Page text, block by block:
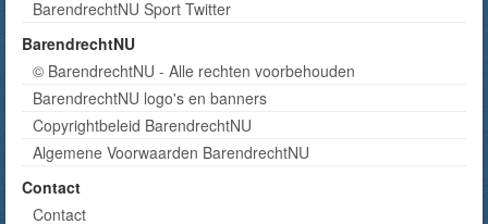
BarendrechtNU Sport Twitter
BarendrechtNU
© BarendrechtNU - Alle rechten voorbehouden
BarendrechtNU logo's en banners
Copyrightbeleid BarendrechtNU
Algemene Voorwaarden BarendrechtNU
Contact
Contact